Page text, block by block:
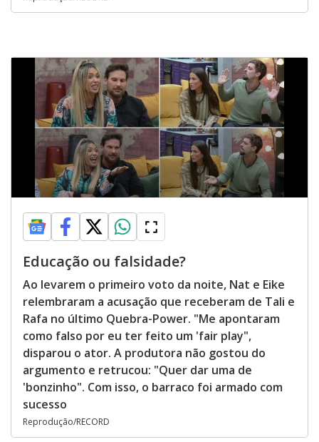
Educação ou falsidade?
Ao levarem o primeiro voto da noite, Nat e Eike
relembraram a acusação que receberam de Tali e
Rafa no último Quebra-Power. "Me apontaram
como falso por eu ter feito um 'fair play",
disparou o ator. A produtora não gostou do
argumento e retrucou: "Quer dar uma de
'bonzinho". Com isso, o barraco foi armado com
sucesso
Reprodução/RECORD